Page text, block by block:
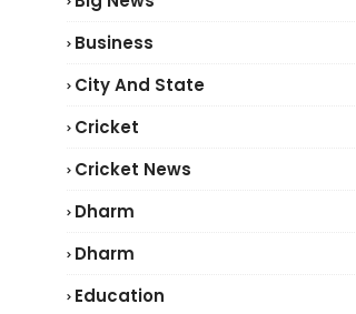
Business
City And State
Cricket
Cricket News
Dharm
Dharm
Education